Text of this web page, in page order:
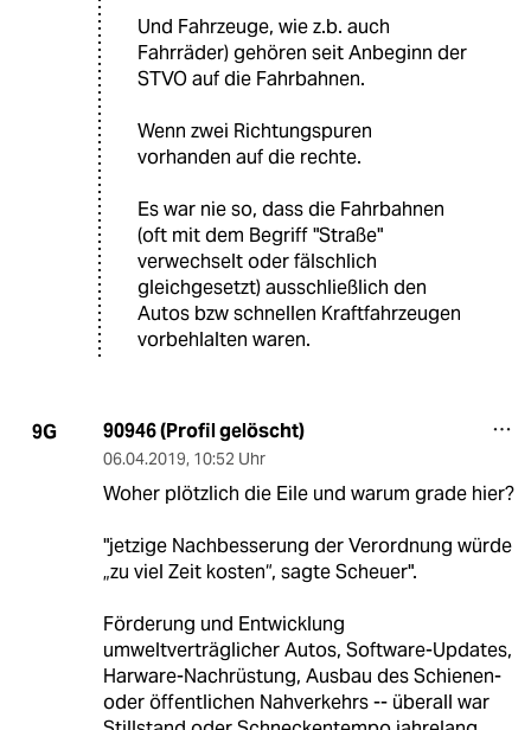
Und Fahrzeuge, wie z.b. auch
Fahrräder) gehören seit Anbeginn der
STVO auf die Fahrbahnen.
Wenn zwei Richtungspuren
vorhanden auf die rechte.
Es war nie so, dass die Fahrbahnen
(oft mit dem Begriff "Straße"
verwechselt oder fälschlich
gleichgesetzt) ausschließlich den
Autos bzw schnellen Kraftfahrzeugen
vorbehlalten waren.
9G 90946 (Profil gelöscht)
06.04.2019, 10:52 Uhr
Woher plötzlich die Eile und warum grade hier?
"jetzige Nachbesserung der Verordnung würde
„zu viel Zeit kosten“, sagte Scheuer".
Förderung und Entwicklung
umweltverträglicher Autos, Software-Updates,
Harware-Nachrüstung, Ausbau des Schienen-
oder öffentlichen Nahverkehrs -- überall war